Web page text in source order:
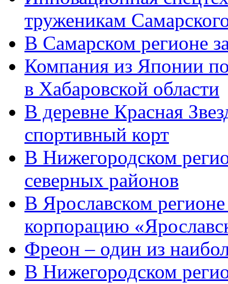
труженикам
В Самарском регионе
Компания из Японии
в Хабаровской области
В деревне Красная
спортивный корт
В Нижегородском
северных районов
В Ярославском
корпорацию
Фреон – один из
В Нижегородском